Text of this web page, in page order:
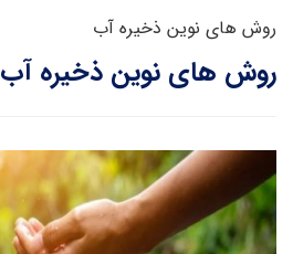
روش های نوین ذخیره آب
روش های نوین ذخیره آب